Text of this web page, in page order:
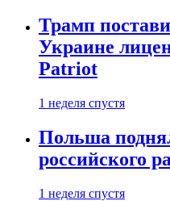
Трамп
Украине
Patriot
1 неделя спустя
Польша
российского
1 неделя спустя